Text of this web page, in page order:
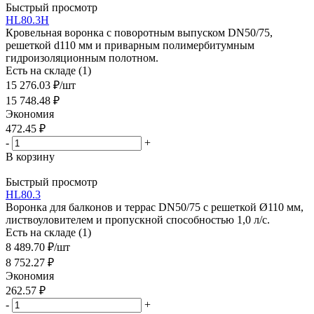
Быстрый просмотр
HL80.3H
Кровельная воронка с поворотным выпуском DN50/75,
решеткой d110 мм и приварным полимербитумным
гидроизоляционным полотном.
Есть на складе (1)
15 276.03 ₽/шт
15 748.48 ₽
Экономия
472.45 ₽
-
+
В корзину
Быстрый просмотр
HL80.3
Воронка для балконов и террас DN50/75 с решеткой Ø110 мм,
листвоуловителем и пропускной способностью 1,0 л/с.
Есть на складе (1)
8 489.70 ₽/шт
8 752.27 ₽
Экономия
262.57 ₽
-
+